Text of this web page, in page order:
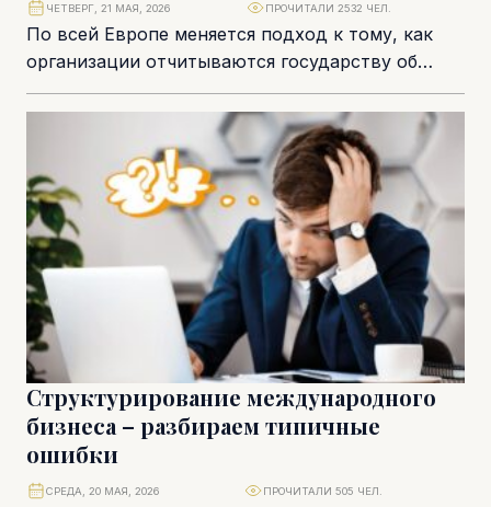
По всей Европе меняется подход к тому, как
организации отчитываются государству об
уровне зарплат. Правила прозрачности оплаты
труда постепенно переводят...
ЧЕТВЕРГ, 21 МАЯ, 2026 ПРОЧИТАЛИ 2532 ЧЕЛ.
Структурирование международного
бизнеса – разбираем типичные
ошибки
СРЕДА, 20 МАЯ, 2026 ПРОЧИТАЛИ 505 ЧЕЛ.